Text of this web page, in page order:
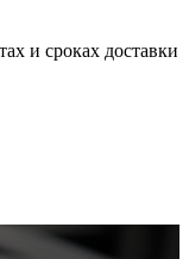
и сроках доставки